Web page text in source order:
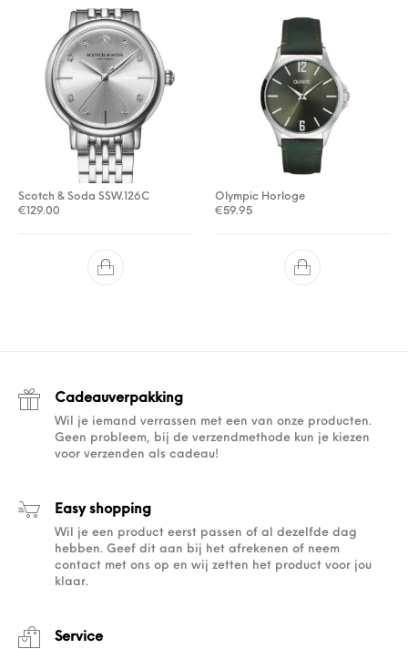
Scotch & Soda SSW.126C
€129.00
Olympic Horloge
€59.95
Cadeauverpakking
Wil je iemand verrassen met een van onze producten.
Geen probleem, bij de verzendmethode kun je kiezen
voor verzenden als cadeau!
Easy shopping
Wil je een product eerst passen of al dezelfde dag
hebben. Geef dit aan bij het afrekenen of neem
contact met ons op en wij zetten het product voor jou
klaar.
Service